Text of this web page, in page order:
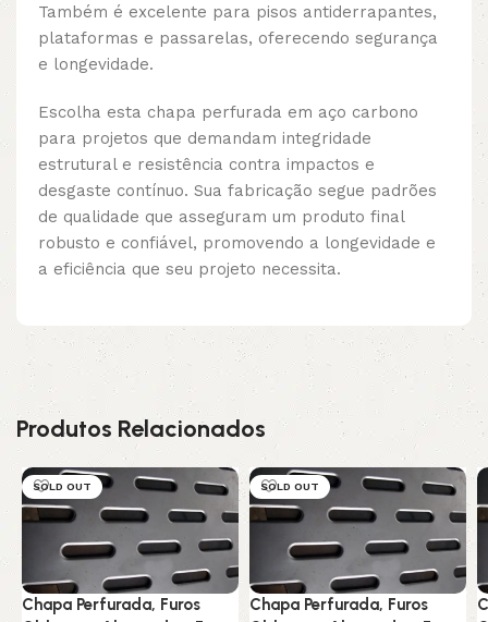
Também é excelente para pisos antiderrapantes,
plataformas e passarelas, oferecendo segurança
e longevidade.
Escolha esta chapa perfurada em aço carbono
para projetos que demandam integridade
estrutural e resistência contra impactos e
desgaste contínuo. Sua fabricação segue padrões
de qualidade que asseguram um produto final
robusto e confiável, promovendo a longevidade e
a eficiência que seu projeto necessita.
Produtos Relacionados
SOLD OUT
Chapa Perfurada, Furos
SOLD OUT
Chapa Perfurada, Furos